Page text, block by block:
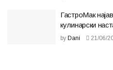
ГастроМак
кулинарски
by Dani 21/06/